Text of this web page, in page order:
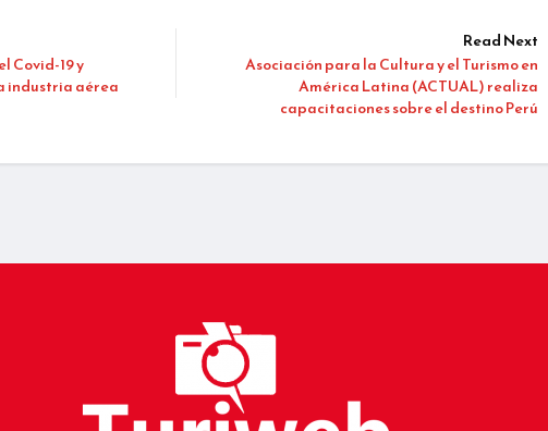
Covid-19 y
industria aérea
Read Next
Asociación para la Cultura y el Turismo en
América Latina (ACTUAL) realiza
capacitaciones sobre el destino Perú